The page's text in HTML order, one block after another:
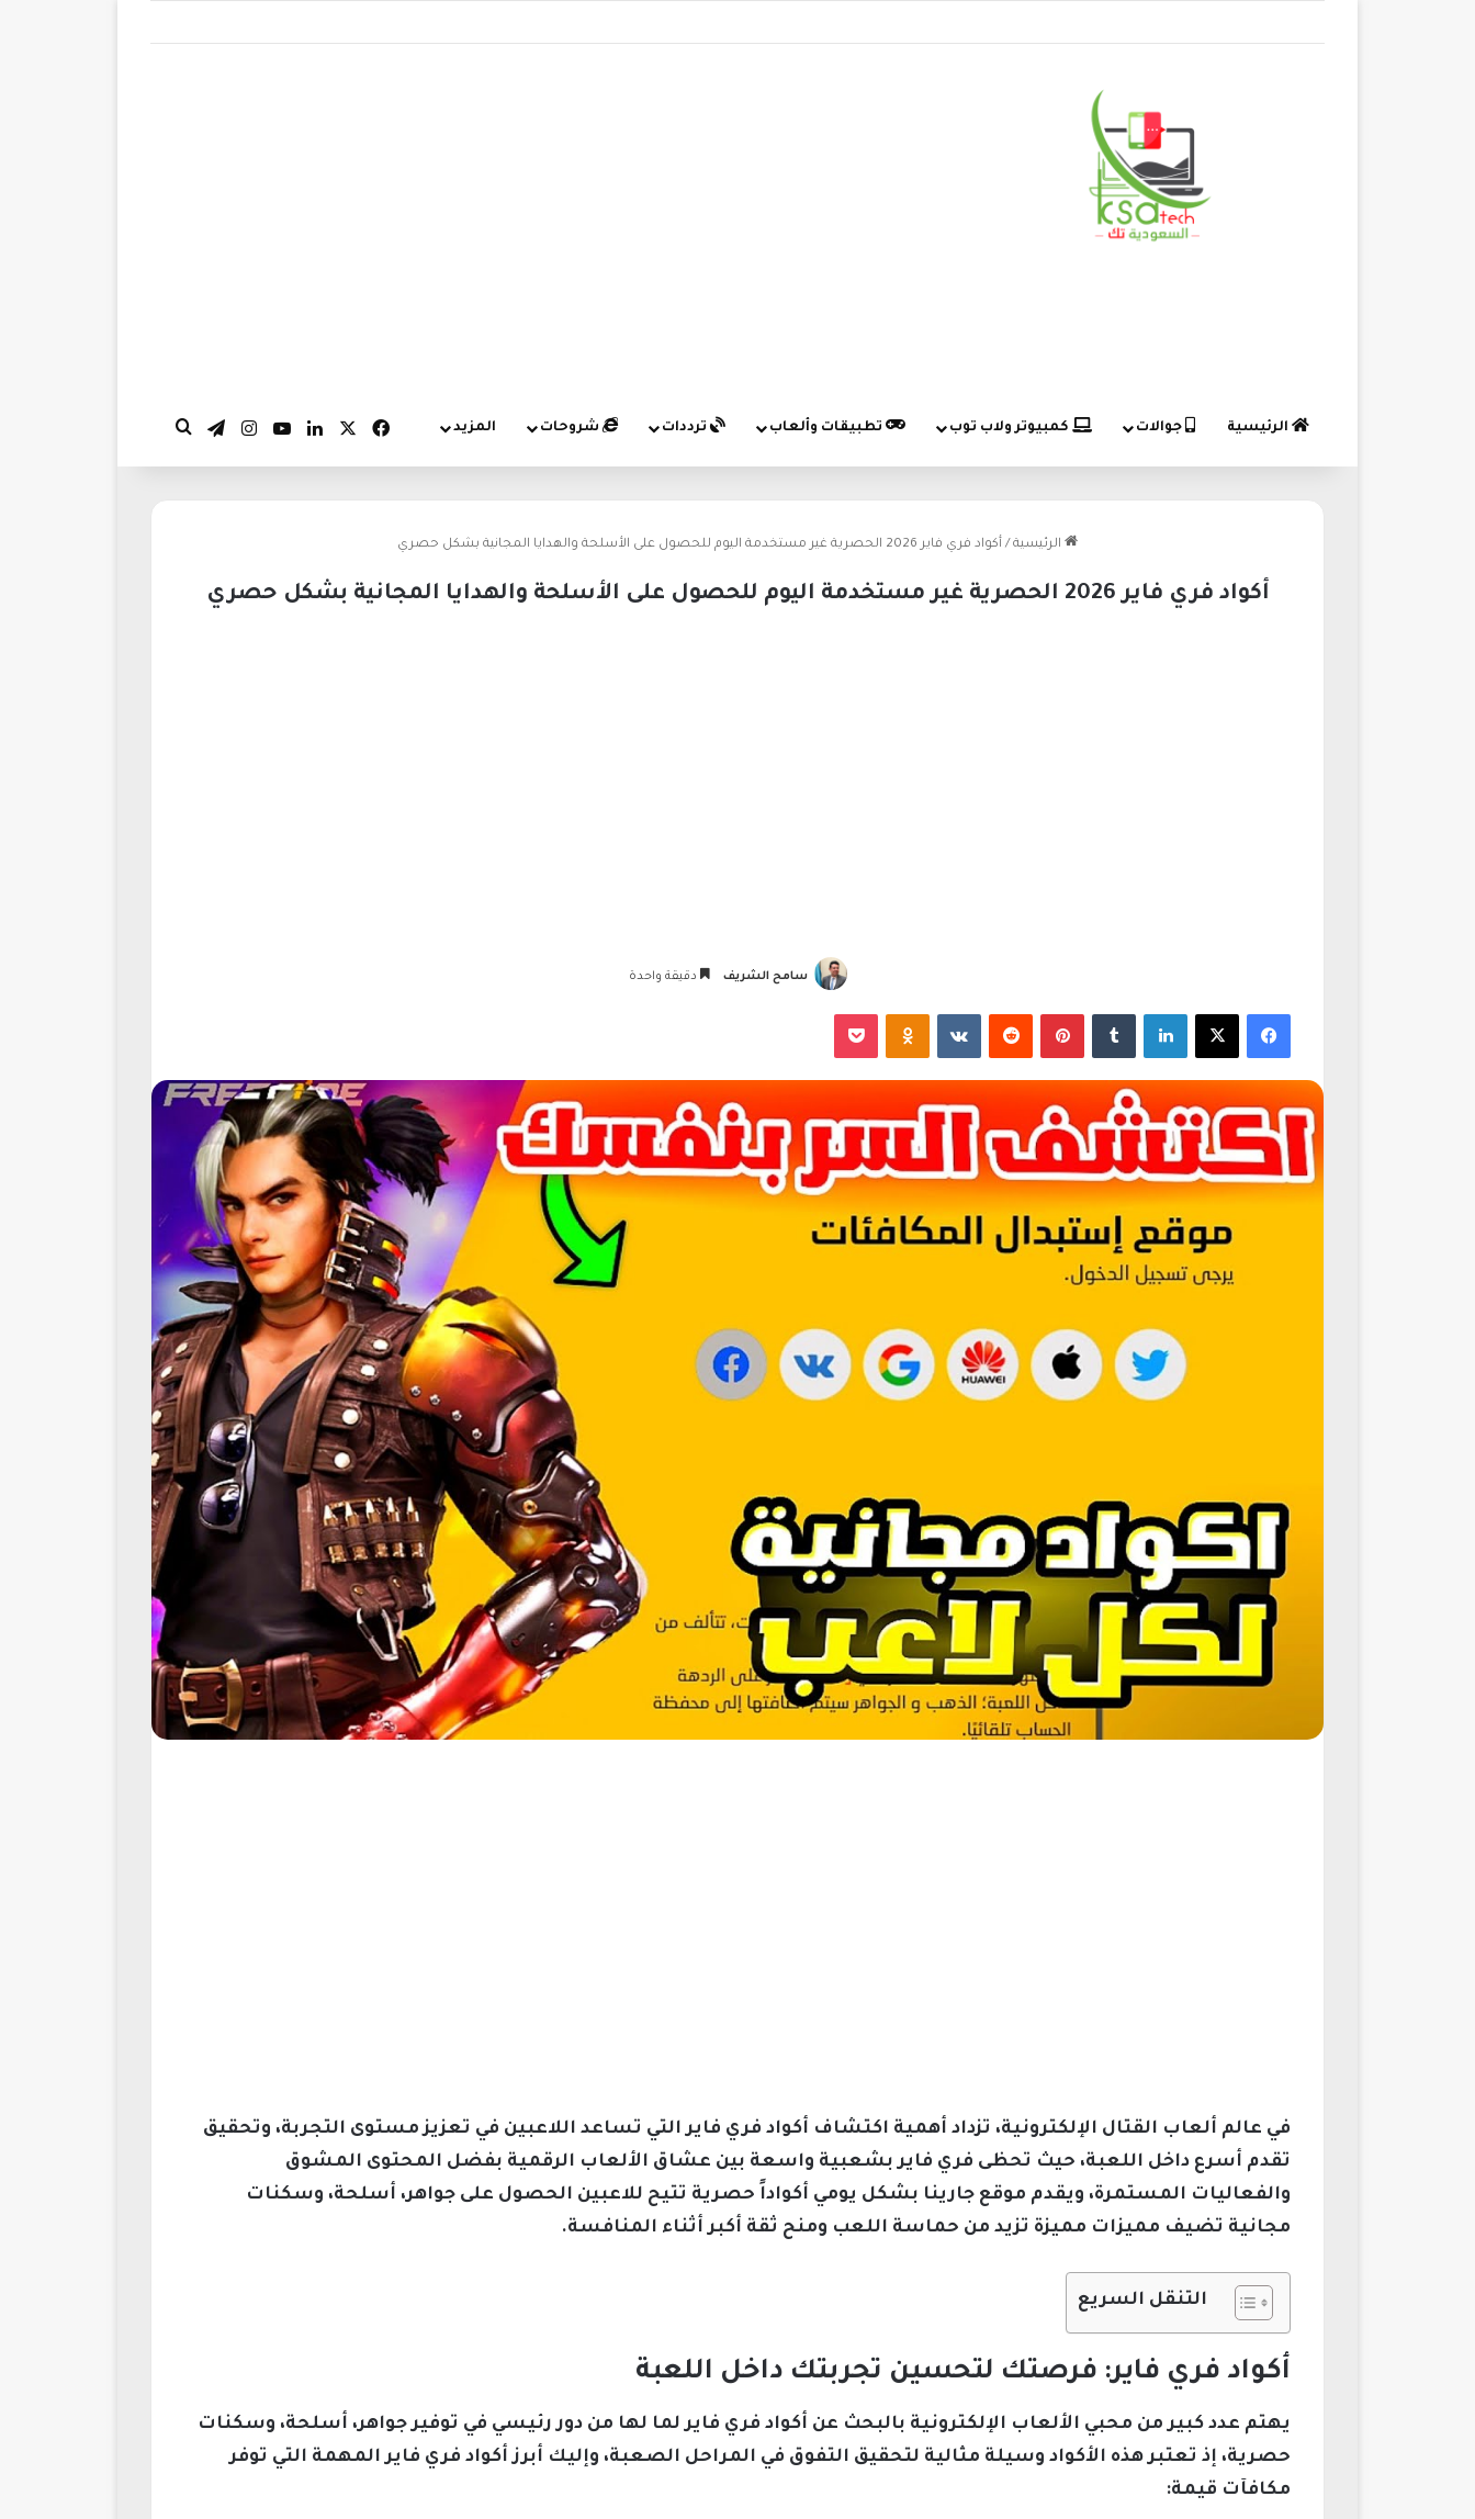
الرئيسية جوالات كمبيوتر ولاب توب تطبيقات وألعاب ترددات شروحات المزيد فيسبوك لينكدإن‫YouTubeانستقرام
تيلقرام
الرئيسية / أكواد فري فاير 2026 الحصرية غير مستخدمة اليوم للحصول على الأسلحة والهدايا المجانية بشكل حصري
أكواد فري فاير 2026 الحصرية غير مستخدمة اليوم للحصول على الأسلحة والهدايا المجانية بشكل حصري
سامح الشريف دقيقة واحدة
فيسبوك لينكدإن بينتيريست
في عالم ألعاب القتال الإلكترونية، تزداد أهمية اكتشاف أكواد فري فاير التي تساعد اللاعبين في تعزيز مستوى التجربة، وتحقيق
تقدم أسرع داخل اللعبة، حيث تحظى فري فاير بشعبية واسعة بين عشاق الألعاب الرقمية بفضل المحتوى المشوق
والفعاليات المستمرة، ويقدم موقع جارينا بشكل يومي أكواداً حصرية تتيح للاعبين الحصول على جواهر، أسلحة، وسكنات
مجانية تضيف مميزات مميزة تزيد من حماسة اللعب ومنح ثقة أكبر أثناء المنافسة.
التنقل السريع
أكواد فري فاير: فرصتك لتحسين تجربتك داخل اللعبة
يهتم عدد كبير من محبي الألعاب الإلكترونية بالبحث عن أكواد فري فاير لما لها من دور رئيسي في توفير جواهر، أسلحة، وسكنات
حصرية، إذ تعتبر هذه الأكواد وسيلة مثالية لتحقيق التفوق في المراحل الصعبة، وإليك أبرز أكواد فري فاير المهمة التي توفر
مكافآت قيمة: